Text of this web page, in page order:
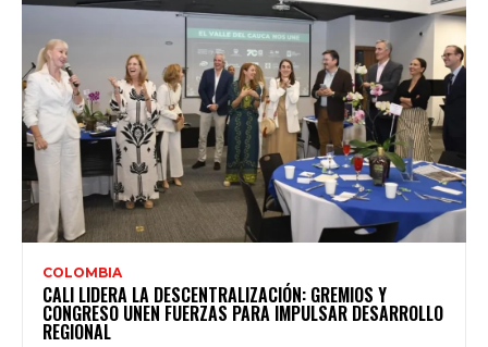
COLOMBIA
CALI LIDERA LA DESCENTRALIZACIÓN: GREMIOS Y
CONGRESO UNEN FUERZAS PARA IMPULSAR DESARROLLO
REGIONAL